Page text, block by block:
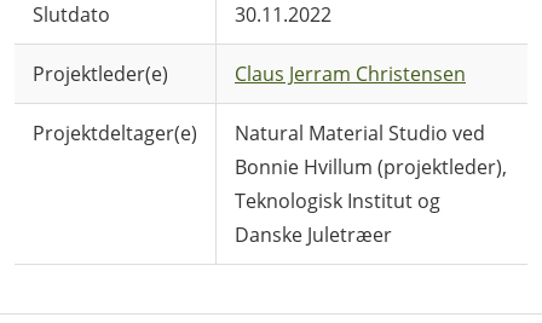
Slutdato 30.11.2022
Projektleder(e) Claus Jerram Christensen
Projektdeltager(e)
Natural Material Studio ved
Bonnie Hvillum (projektleder),
Teknologisk Institut og
Danske Juletræer